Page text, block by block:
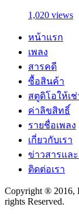
1,020 views
หน้าแรก
เพลง
สารคดี
ซื้อสินค้า
สตูดิโอให้เช่
ค่าลิขสิทธิ์
รายชื่อเพลง
เกี่ยวกับเรา
ข่าวสารแล
ติดต่อเรา
Copyright ® 2016,
rights Reserved.